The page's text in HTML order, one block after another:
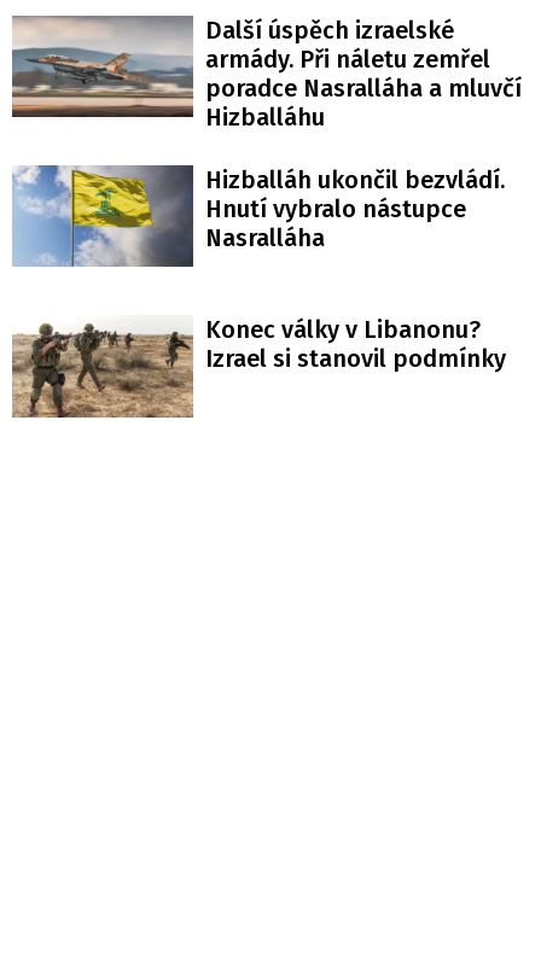
Další úspěch izraelské
armády. Při náletu zemřel
poradce Nasralláha a mluvčí
Hizballáhu
Hizballáh ukončil bezvládí.
Hnutí vybralo nástupce
Nasralláha
Konec války v Libanonu?
Izrael si stanovil podmínky